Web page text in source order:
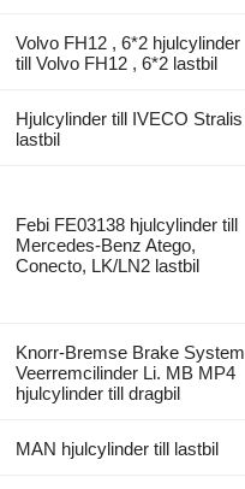
Volvo FH12 , 6*2 hjulcylinder
till Volvo FH12 , 6*2 lastbil
Hjulcylinder till IVECO Stralis
lastbil
Febi FE03138 hjulcylinder till
Mercedes-Benz Atego,
Conecto, LK/LN2 lastbil
Knorr-Bremse Brake System
Veerremcilinder Li. MB MP4
hjulcylinder till dragbil
MAN hjulcylinder till lastbil